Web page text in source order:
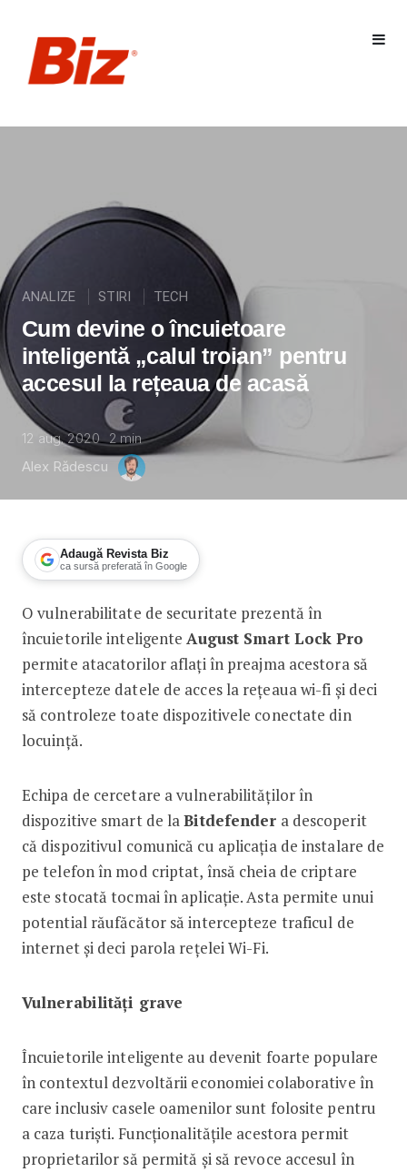
ANALIZE STIRI TECH
Cum devine o încuietoare
inteligentă „calul troian” pentru
accesul la rețeaua de acasă
12 aug. 2020 2min
Alex Rădescu
Adaugă Revista Biz
ca sursă preferată în Google
Cum devine o încuietoare
O vulnerabilitate de securitate prezentă în
încuietorile inteligenteAugust Smart Lock Pro
permite atacatorilor aflați în preajma acestora să
intercepteze datele de acces la rețeaua wi-fi și deci
să controleze toate dispozitivele conectate din
locuință.
Echipa de cercetare a vulnerabilităților în
dispozitive smart de laBitdefender a descoperit
că dispozitivul comunică cu aplicația de instalare de
pe telefon în mod criptat, însă cheia de criptare
este stocată tocmai în aplicație. Asta permite unui
potential răufăcător să intercepteze traficul de
internet și deci parola rețelei Wi-Fi.
Vulnerabilități grave
Încuietorile inteligente au devenit foarte populare
în contextul dezvoltării economiei colaborative în
care inclusiv casele oamenilor sunt folosite pentru
a caza turiști. Funcționalitățile acestora permit
proprietarilor să permită și să revoce accesul în